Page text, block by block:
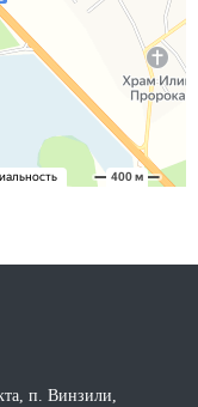
п. Винзили,